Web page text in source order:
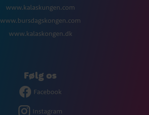
www.kalaskungen.com
www.bursdagskongen.com
www.kalaskongen.dk
Følg os
Facebook
Instagram